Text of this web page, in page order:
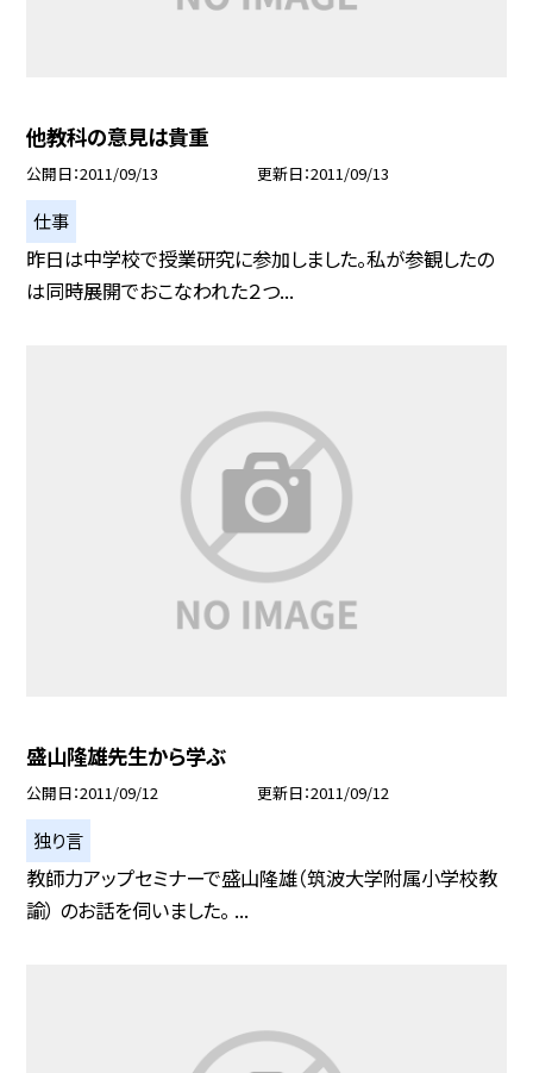
他教科の意見は貴重
公開日 2011/09/13 更新日 2011/09/13
仕事
昨日は中学校で授業研究に参加しました。私が参観したの
は同時展開でおこなわれた２つ...
盛山隆雄先生から学ぶ
公開日 2011/09/12 更新日 2011/09/12
独り言
教師力アップセミナーで盛山隆雄（筑波大学附属小学校教
諭） のお話を伺いました。 ...